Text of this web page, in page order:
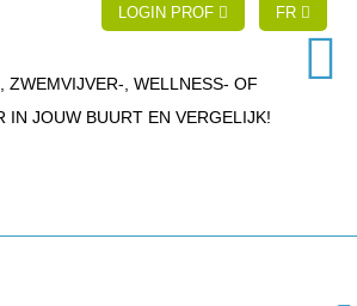
LOGIN PROF FR
ZWEMVIJVER-, WELLNESS- OF
IN JOUW BUURT EN VERGELIJK!